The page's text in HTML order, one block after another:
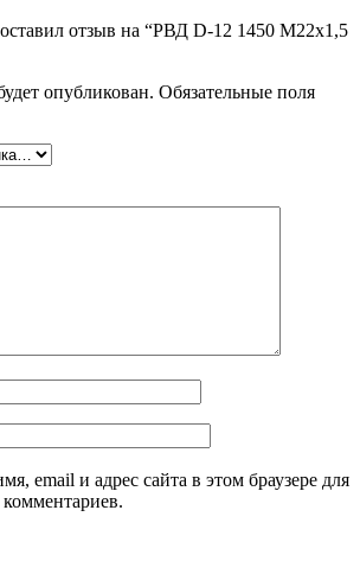
отзыв на “РВД D-12 1450 М22х1,5
опубликован. Обязательные поля
email и адрес сайта в этом браузере для